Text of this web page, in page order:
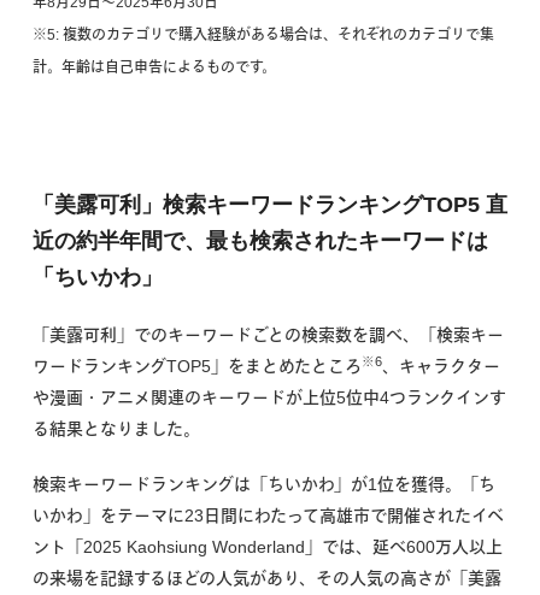
※5: 複数のカテゴリで購入経験がある場合は、それぞれのカテゴリで集
計。年齢は自己申告によるものです。
「美露可利」検索キーワードランキングTOP5 直
近の約半年間で、最も検索されたキーワードは
「ちいかわ」
「美露可利」でのキーワードごとの検索数を調べ、「検索キー
ワードランキングTOP5」をまとめたところ ※6、キャラクター
や漫画・アニメ関連のキーワードが上位5位中4つランクインす
る結果となりました。
検索キーワードランキングは「ちいかわ」が1位を獲得。「ち
いかわ」をテーマに23日間にわたって高雄市で開催されたイベ
ント「2025 Kaohsiung Wonderland」では、延べ600万人以上
の来場を記録するほどの人気があり、その人気の高さが「美露